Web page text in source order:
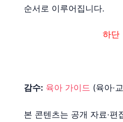
순서로 이루어집니다.
하단
감수: 육아 가이드 (육아·
본 콘텐츠는 공개 자료·편